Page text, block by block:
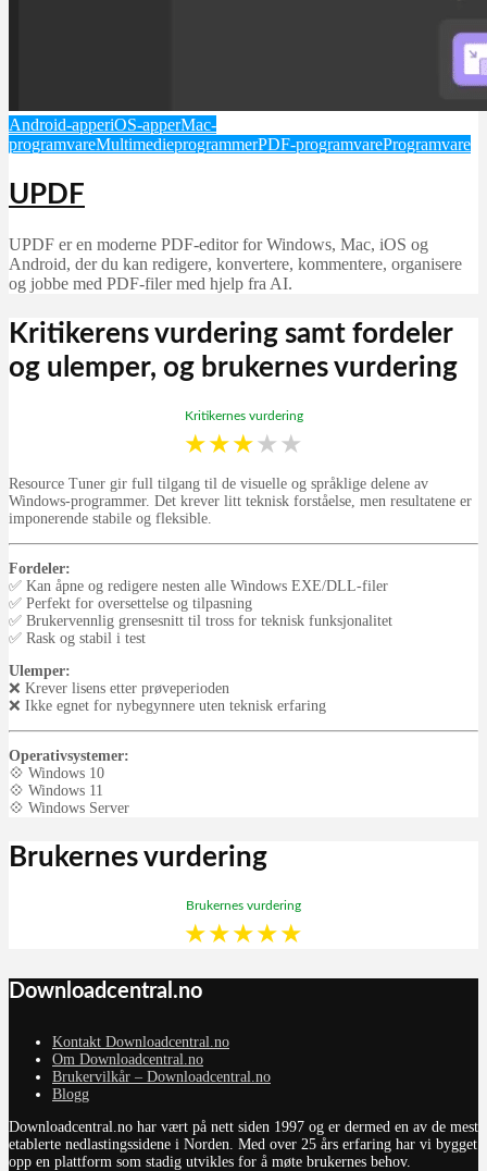
Android-apperiOS-apperMac-
programvareMultimedieprogrammerPDF-programvareProgramvare
UPDF
UPDF er en moderne PDF-editor for Windows, Mac, iOS og
Android, der du kan redigere, konvertere, kommentere, organisere
og jobbe med PDF-filer med hjelp fra AI.
Kritikerens vurdering samt fordeler
og ulemper, og brukernes vurdering
Kritikernes vurdering
★★★★★
Resource Tuner gir full tilgang til de visuelle og språklige delene av
Windows-programmer. Det krever litt teknisk forståelse, men resultatene er
imponerende stabile og fleksible.
Fordeler:
✅ Kan åpne og redigere nesten alle Windows EXE/DLL-filer
✅ Perfekt for oversettelse og tilpasning
✅ Brukervennlig grensesnitt til tross for teknisk funksjonalitet
✅ Rask og stabil i test
Ulemper:
❌ Krever lisens etter prøveperioden
❌ Ikke egnet for nybegynnere uten teknisk erfaring
Operativsystemer:
💠 Windows 10
💠 Windows 11
💠 Windows Server
Brukernes vurdering
Brukernes vurdering
★★★★★
Downloadcentral.no
Kontakt Downloadcentral.no
Om Downloadcentral.no
Brukervilkår – Downloadcentral.no
Blogg
Downloadcentral.no har vært på nett siden 1997 og er dermed en av de mest
etablerte nedlastingssidene i Norden. Med over 25 års erfaring har vi bygget
opp en plattform som stadig utvikles for å møte brukernes behov.